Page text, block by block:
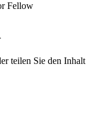
Fellow
teilen Sie den Inhalt